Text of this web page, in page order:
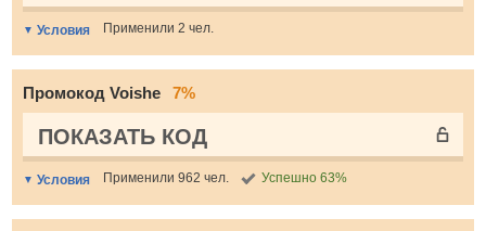
Условия Применили 2 чел.
Промокод Voishe 7%
ПОКАЗАТЬ КОД
Условия Применили 962 чел. Успешно 63%